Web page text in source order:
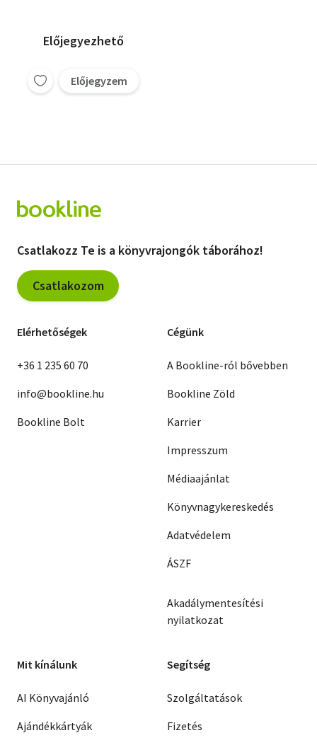
Előjegyezhető
Előjegyzem
Csatlakozz Te is a könyvrajongók táborához!
Csatlakozom
Elérhetőségek
+36 1 235 60 70
info@bookline.hu
Bookline Bolt
Cégünk
A Bookline-ról bővebben
Bookline Zöld
Karrier
Impresszum
Médiaajánlat
Könyvnagykereskedés
Adatvédelem
ÁSZF
Akadálymentesítési
nyilatkozat
Mit kínálunk
AI Könyvajánló
Ajándékkártyák
Segítség
Szolgáltatások
Fizetés